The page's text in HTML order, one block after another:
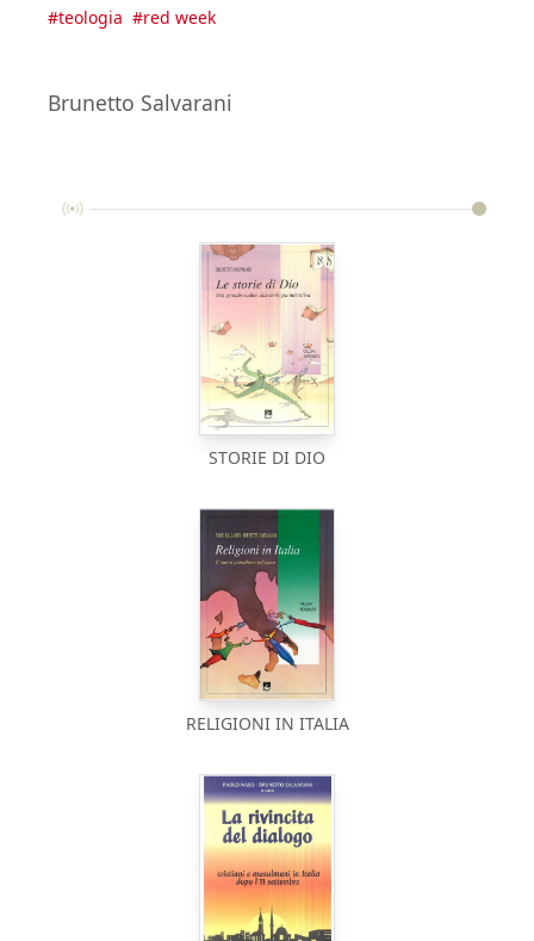
#teologia #red week
Brunetto Salvarani
STORIE DI DIO
RELIGIONI IN ITALIA